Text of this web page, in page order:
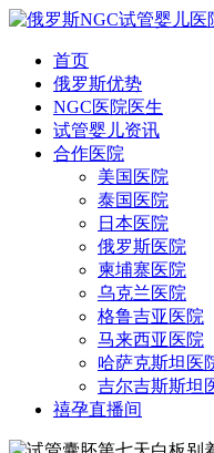
首页
俄罗斯优势
NGC医院医生
试管婴儿资讯
合作医院
美国医院
泰国医院
日本医院
俄罗斯医院
柬埔寨医院
乌克兰医院
格鲁吉亚医院
马来西亚医院
哈萨克斯坦医
吉尔吉斯斯坦
禧孕直播间